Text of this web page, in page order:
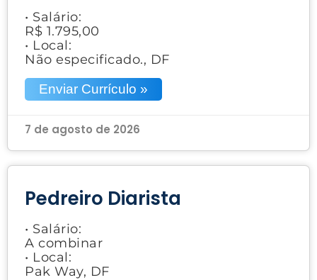
• Salário:
R$ 1.795,00
• Local:
Não especificado., DF
Enviar Currículo »
7 de agosto de 2026
Pedreiro Diarista
• Salário:
A combinar
• Local:
Pak Way, DF